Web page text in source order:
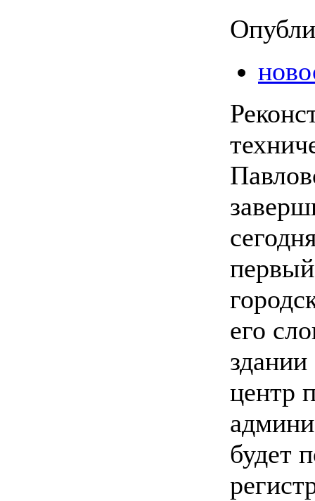
его
здании
центр
будет